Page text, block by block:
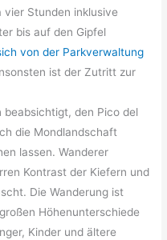
Stunden inklusive
bis auf den Gipfel
von der Parkverwaltung
ist der Zutritt zur
beabsichtigt, den Pico del
die Mondlandschaft
lassen. Wanderer
Kontrast der Kiefern und
Die Wanderung ist
Höhenunterschiede
Kinder und ältere